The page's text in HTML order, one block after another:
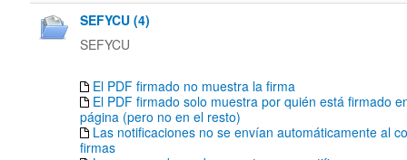
SEFYCU (4)
SEFYCU
El PDF firmado no muestra la firma
El PDF firmado solo muestra por quién está firmado
página (pero no en el resto)
Las notificaciones no se envían automáticamente al
firmas